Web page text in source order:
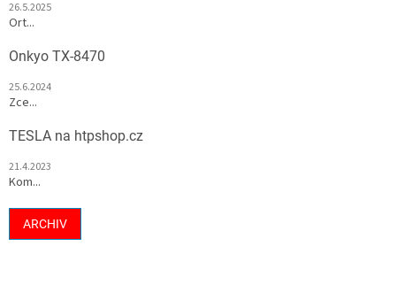
26.5.2025
Ort...
Onkyo TX-8470
25.6.2024
Zce...
TESLA na htpshop.cz
21.4.2023
Kom...
ARCHIV